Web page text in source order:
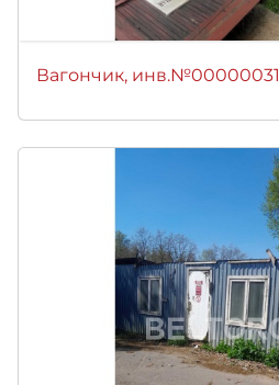
Вагончик, инв.№00000031